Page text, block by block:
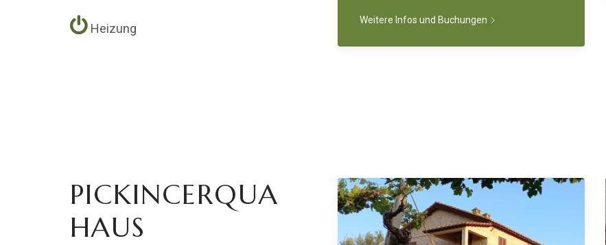
Heizung
Weitere Infos und Buchungen
PICKINCERQUA
HAUS